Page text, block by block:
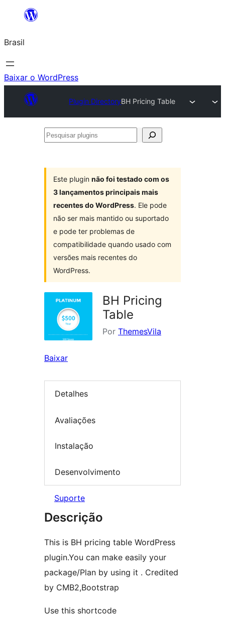
o
conteúdo
Brasil
Baixar o WordPress
Plugin DirectoryBH Pricing Table
Pesquisar
Este plugin não foi testado com os
3 lançamentos principais mais
recentes do WordPress. Ele pode
não ser mais mantido ou suportado
e pode ter problemas de
compatibilidade quando usado com
versões mais recentes do
WordPress.
BH Pricing
Table
Por ThemesVila
Baixar
Detalhes
Avaliações
Instalação
Desenvolvimento
Suporte
Descrição
This is BH pricing table WordPress
plugin.You can make easily your
package/Plan by using it . Credited
by CMB2,Bootstrap
Use this shortcode